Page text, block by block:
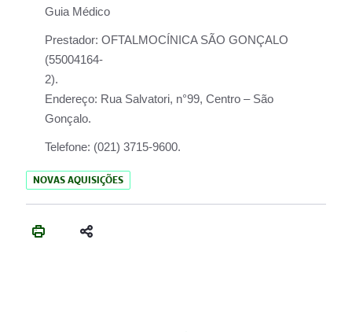
Guia Médico
Prestador: OFTALMOCÍNICA SÃO GONÇALO
(55004164-
2).
Endereço: Rua Salvatori, n°99, Centro – São
Gonçalo.
Telefone: (021) 3715-9600.
NOVAS AQUISIÇÕES